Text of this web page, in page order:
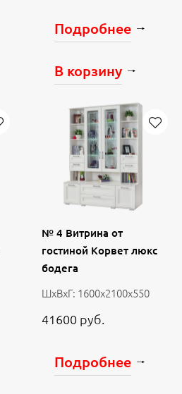
Подробнее
В корзину
№ 4 Витрина от
гостиной Корвет люкс
бодега
ШхВхГ: 1600х2100х550
41600 руб.
Подробнее